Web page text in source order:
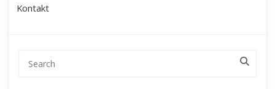
Kontakt
Veränderung, die über klassische
Schwabach und Umgebung sowie